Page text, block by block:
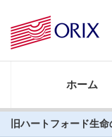
ホーム
旧ハートフォード生命